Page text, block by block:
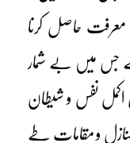
معرفت حاصل کرنا
ہے جس میں بے شمار
اکمل نفس و شیطان
و مقامات طے